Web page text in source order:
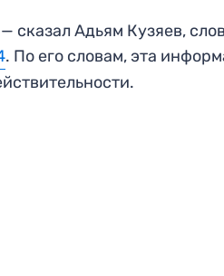
сказал Адьям Кузяев,
. По его словам, эта